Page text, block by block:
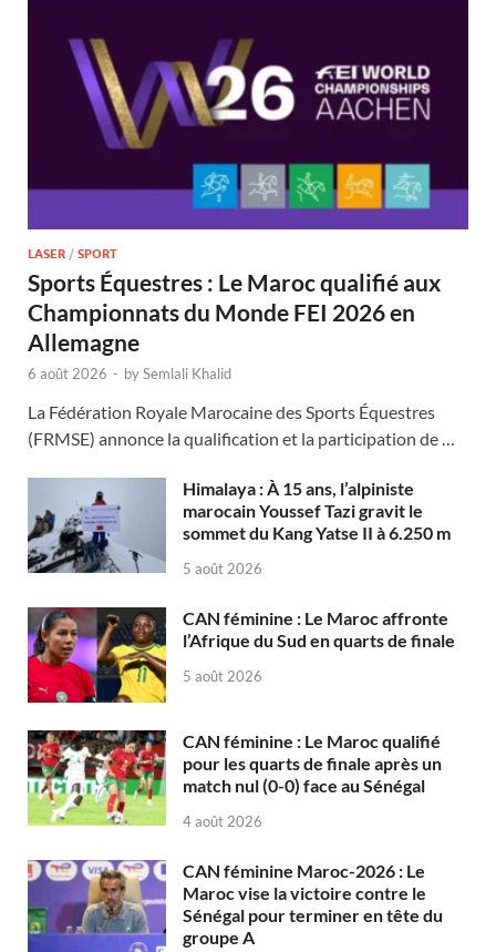
LASER / SPORT
Sports Équestres : Le Maroc qualifié aux
Championnats du Monde FEI 2026 en
Allemagne
6 août 2026 - bySemlali Khalid
La Fédération Royale Marocaine des Sports Équestres
(FRMSE) annonce la qualification et la participation de …
Himalaya : À 15 ans, l’alpiniste
marocain Youssef Tazi gravit le
sommet du Kang Yatse II à 6.250 m
5 août 2026
CAN féminine : Le Maroc affronte
l’Afrique du Sud en quarts de finale
5 août 2026
CAN féminine : Le Maroc qualifié
pour les quarts de finale après un
match nul (0-0) face au Sénégal
4 août 2026
CAN féminine Maroc-2026 : Le
Maroc vise la victoire contre le
Sénégal pour terminer en tête du
groupe A